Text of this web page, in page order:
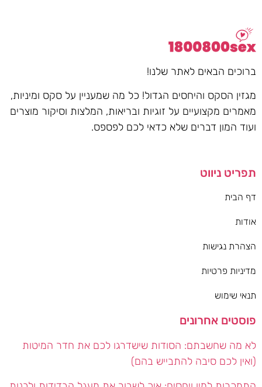
ברוכים הבאים לאתר שלנו!
מגזין הסקס והיחסים הגדול! כל מה שמעניין על סקס ומיניות,
מאמרים מקצועיים על זוגיות ובריאות, המלצות וסיקור מוצרים
ועוד המון דברים שלא כדאי לכם לפספס.
תפריט ניווט
דף הבית
אודות
הצהרת נגישות
מדיניות פרטיות
תנאי שימוש
פוסטים אחרונים
לא מה שחשבתם: הסודות שישדרגו לכם את חדר המיטות
(ואין לכם סיבה להתבייש בהם)